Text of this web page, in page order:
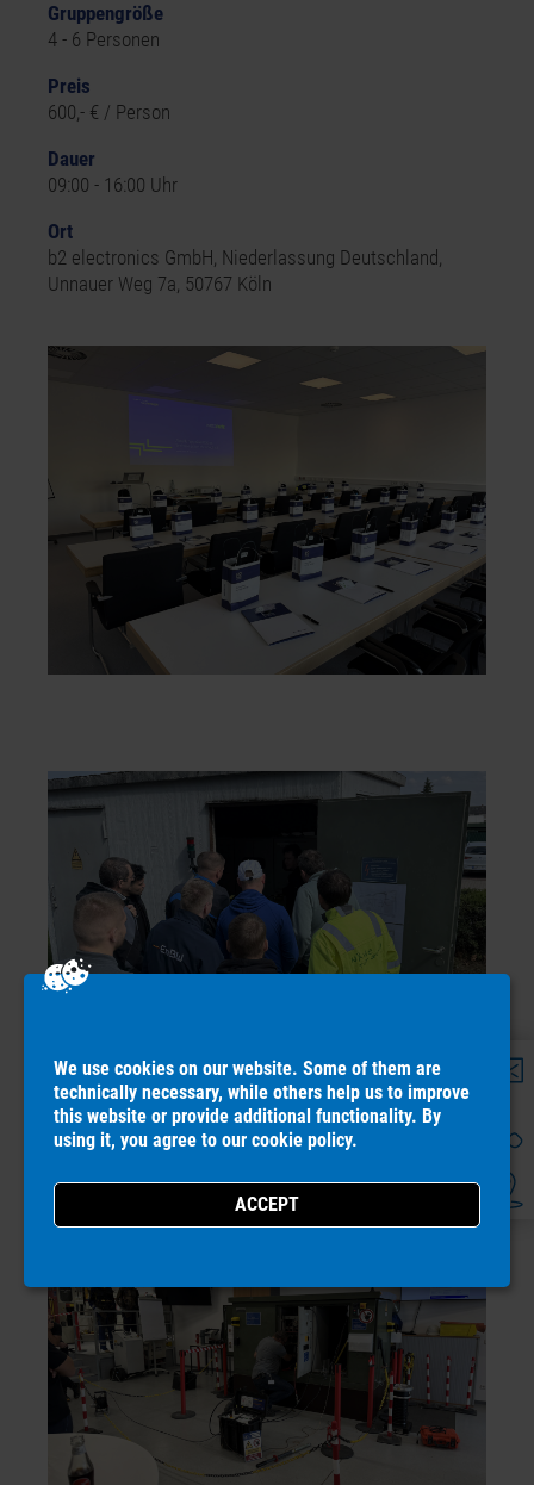
Gruppengröße
4 - 6 Personen
Preis
600,- € / Person
Dauer
09:00 - 16:00 Uhr
Ort
b2 electronics GmbH , Niederlassung Deutschland,
Unnauer Weg 7a, 50767 Köln
We use cookies on our website. Some of them are
technically necessary, while others help us to improve
this website or provide additional functionality. By
using it, you agree to our cookie policy.